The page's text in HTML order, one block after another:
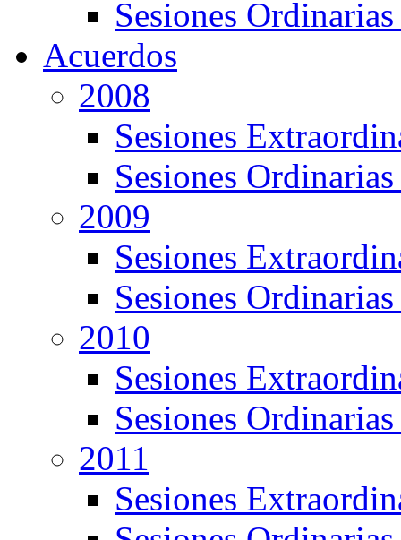
Sesiones
Acuerdos
2008
Sesiones
Sesiones
2009
Sesiones
Sesiones
2010
Sesiones
Sesiones
2011
Sesiones